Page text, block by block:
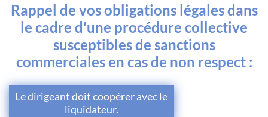
Rappel de vos obligations légales dans
le cadre d'une procédure collective
susceptibles de sanctions
commerciales en cas de non respect :
Le dirigeant doit coopérer avec le
liquidateur.